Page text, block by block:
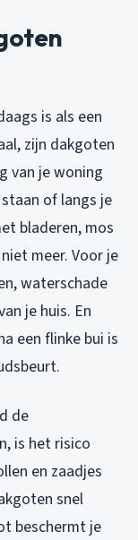
is als een
zijn dakgoten
van je woning
of langs je
bladeren, mos
meer. Voor je
waterschade
je huis. En
een flinke bui is
de
is het risico
en zaadjes
snel
beschermt je